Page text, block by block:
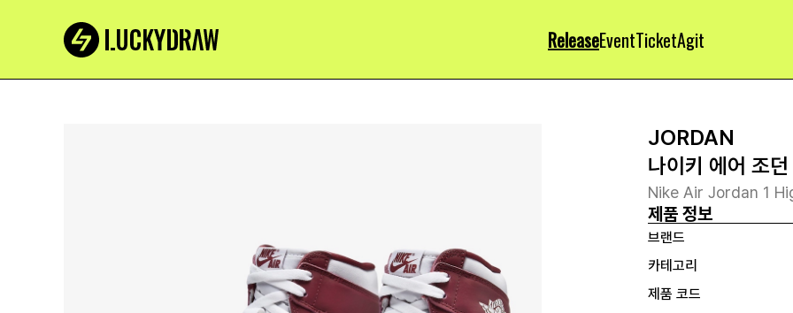
ReleaseEventTicketAgit
JORDAN
나이키 에어 조
Nike Air Jordan 1
제품 정보
브랜드
카테고리
제품 코드